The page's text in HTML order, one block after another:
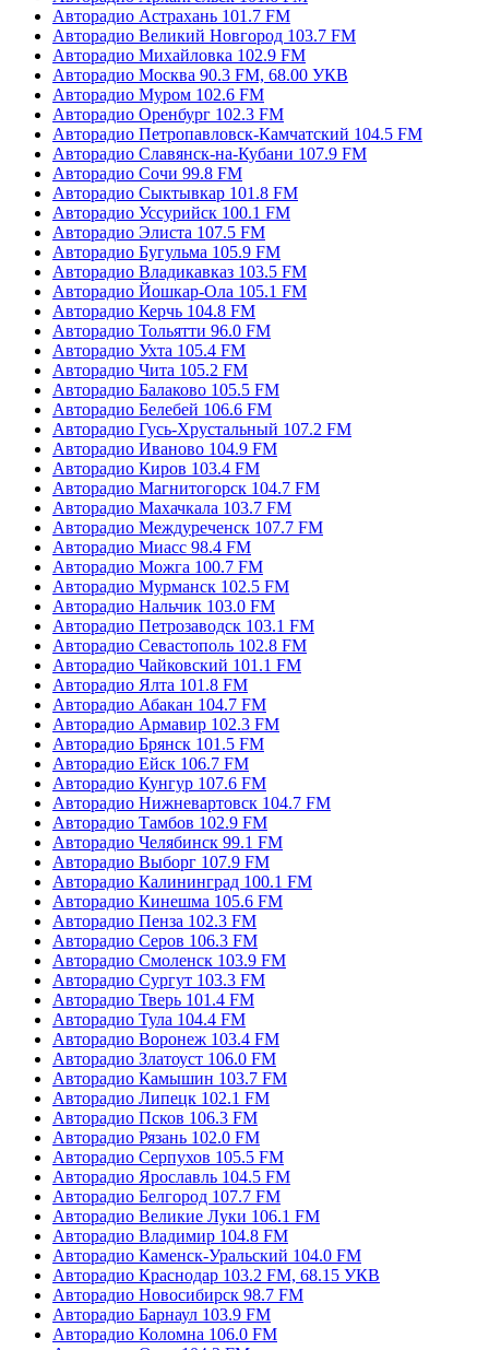
Авторадио Астрахань 101.7 FM
Авторадио Великий Новгород 103.7 FM
Авторадио Михайловка 102.9 FM
Авторадио Москва 90.3 FM, 68.00 УКВ
Авторадио Муром 102.6 FM
Авторадио Оренбург 102.3 FM
Авторадио Петропавловск-Камчатский 104.5 FM
Авторадио Славянск-на-Кубани 107.9 FM
Авторадио Сочи 99.8 FM
Авторадио Сыктывкар 101.8 FM
Авторадио Уссурийск 100.1 FM
Авторадио Элиста 107.5 FM
Авторадио Бугульма 105.9 FM
Авторадио Владикавказ 103.5 FM
Авторадио Йошкар-Ола 105.1 FM
Авторадио Керчь 104.8 FM
Авторадио Тольятти 96.0 FM
Авторадио Ухта 105.4 FM
Авторадио Чита 105.2 FM
Авторадио Балаково 105.5 FM
Авторадио Белебей 106.6 FM
Авторадио Гусь-Хрустальный 107.2 FM
Авторадио Иваново 104.9 FM
Авторадио Киров 103.4 FM
Авторадио Магнитогорск 104.7 FM
Авторадио Махачкала 103.7 FM
Авторадио Междуреченск 107.7 FM
Авторадио Миасс 98.4 FM
Авторадио Можга 100.7 FM
Авторадио Мурманск 102.5 FM
Авторадио Нальчик 103.0 FM
Авторадио Петрозаводск 103.1 FM
Авторадио Севастополь 102.8 FM
Авторадио Чайковский 101.1 FM
Авторадио Ялта 101.8 FM
Авторадио Абакан 104.7 FM
Авторадио Армавир 102.3 FM
Авторадио Брянск 101.5 FM
Авторадио Ейск 106.7 FM
Авторадио Кунгур 107.6 FM
Авторадио Нижневартовск 104.7 FM
Авторадио Тамбов 102.9 FM
Авторадио Челябинск 99.1 FM
Авторадио Выборг 107.9 FM
Авторадио Калининград 100.1 FM
Авторадио Кинешма 105.6 FM
Авторадио Пенза 102.3 FM
Авторадио Серов 106.3 FM
Авторадио Смоленск 103.9 FM
Авторадио Сургут 103.3 FM
Авторадио Тверь 101.4 FM
Авторадио Тула 104.4 FM
Авторадио Воронеж 103.4 FM
Авторадио Златоуст 106.0 FM
Авторадио Камышин 103.7 FM
Авторадио Липецк 102.1 FM
Авторадио Псков 106.3 FM
Авторадио Рязань 102.0 FM
Авторадио Серпухов 105.5 FM
Авторадио Ярославль 104.5 FM
Авторадио Белгород 107.7 FM
Авторадио Великие Луки 106.1 FM
Авторадио Владимир 104.8 FM
Авторадио Каменск-Уральский 104.0 FM
Авторадио Краснодар 103.2 FM, 68.15 УКВ
Авторадио Новосибирск 98.7 FM
Авторадио Барнаул 103.9 FM
Авторадио Коломна 106.0 FM